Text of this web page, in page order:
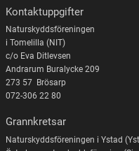
Kontaktuppgifter
Naturskyddsföreningen
i Tomelilla (NIT)
c/o Eva Ditlevsen
Andrarum Buralycke 209
273 57 Brösarp
072-306 22 80
Grannkretsar
Naturskyddsföreningen i Ystad